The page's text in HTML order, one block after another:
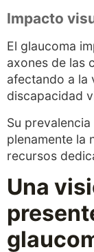
Impacto
El glaucoma
axones de las
afectando a la
discapacidad
Su
plenamente la
recursos
Una